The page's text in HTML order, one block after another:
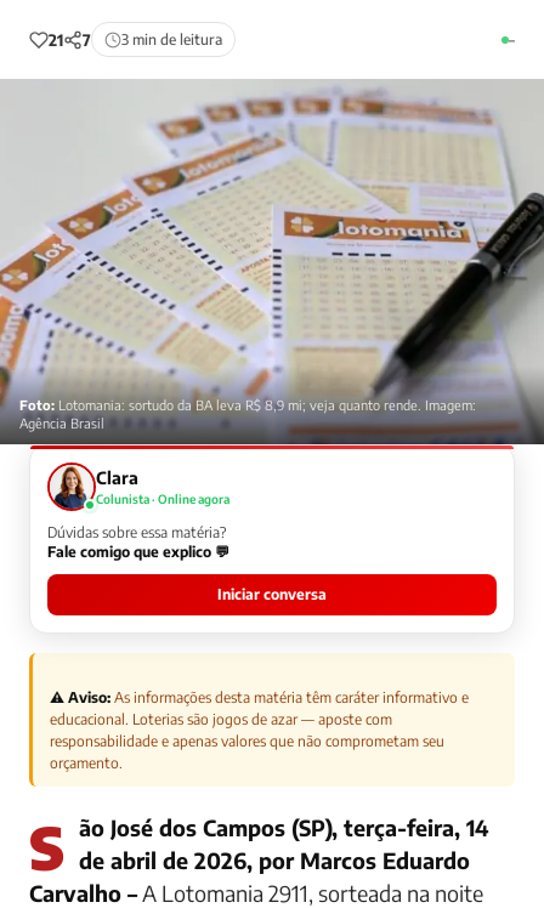
21 7 3 min de leitura –
Foto: Lotomania: sortudo da BA leva R$ 8,9 mi; veja quanto rende. Imagem:
Agência Brasil
Clara
Colunista · Online agora
Dúvidas sobre essa matéria?
Fale comigo que explico 💬
Iniciar conversa
⚠️ Aviso: As informações desta matéria têm caráter informativo e
educacional. Loterias são jogos de azar — aposte com
responsabilidade e apenas valores que não comprometam seu
orçamento.
São José dos Campos (SP), terça-feira, 14 de abril de 2026, por Marcos Eduardo
Carvalho – A Lotomania 2911, sorteada na noite